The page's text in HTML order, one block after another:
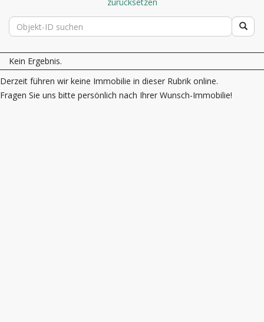
Kein Ergebnis.
Derzeit führen wir keine Immobilie in dieser Rubrik online.
Fragen Sie uns bitte persönlich nach Ihrer Wunsch-Immobilie!